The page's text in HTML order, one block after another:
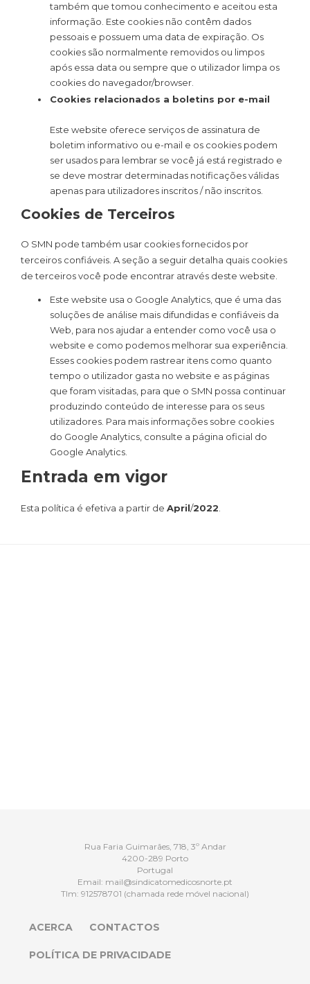
também que tomou conhecimento e aceitou esta
informação. Este cookies não contêm dados
pessoais e possuem uma data de expiração. Os
cookies são normalmente removidos ou limpos
após essa data ou sempre que o utilizador limpa os
cookies do navegador/browser.
Cookies relacionados a boletins por e-mail
Este website oferece serviços de assinatura de
boletim informativo ou e-mail e os cookies podem
ser usados ​​para lembrar se você já está registrado e
se deve mostrar determinadas notificações válidas
apenas para utilizadores inscritos / não inscritos.
Cookies de Terceiros
O SMN pode também usar cookies fornecidos por
terceiros confiáveis. A seção a seguir detalha quais cookies
de terceiros você pode encontrar através deste website.
Este website usa o Google Analytics, que é uma das
soluções de análise mais difundidas e confiáveis ​​da
Web, para nos ajudar a entender como você usa o
website e como podemos melhorar sua experiência.
Esses cookies podem rastrear itens como quanto
tempo o utilizador gasta no website e as páginas
que foram visitadas, para que o SMN possa continuar
produzindo conteúdo de interesse para os seus
utilizadores. Para mais informações sobre cookies
do Google Analytics, consulte a página oficial do
Google Analytics.
Entrada em vigor
Esta política é efetiva a partir de April/2022
Rua Faria Guimarães, 718, 3º Andar
4200-289 Porto
Portugal
Email: mail@sindicatomedicosnorte.pt
Tlm: 912578701 (chamada rede móvel nacional)
ACERCA CONTACTOS
POLÍTICA DE PRIVACIDADE